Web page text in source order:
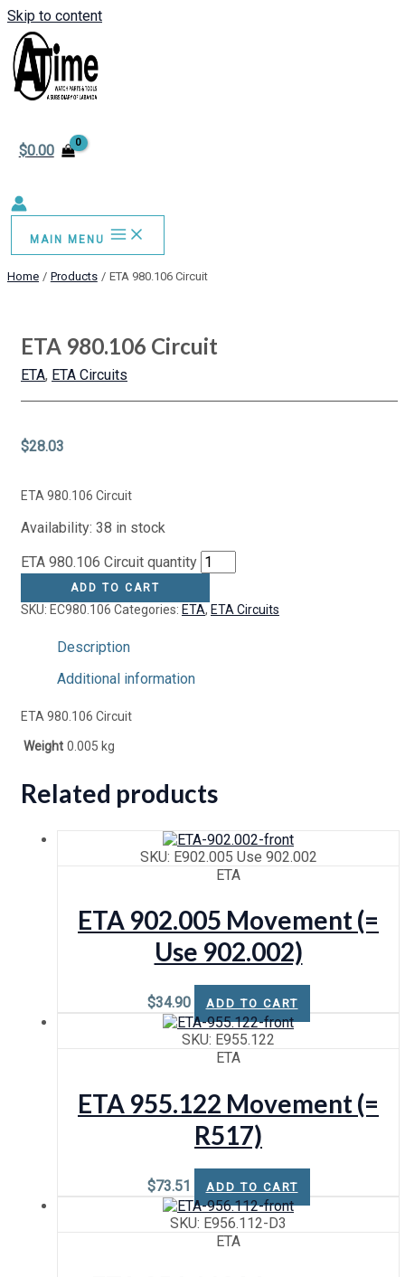
Skip to content
$0.00
MAIN MENU
Home Products ETA 980.106 Circuit
ETA 980.106 Circuit
ETA, ETA Circuits
$28.03
ETA 980.106 Circuit
Availability: 38 in stock
ETA 980.106 Circuit quantity
ADD TO CART
SKU: EC980.106 Categories: ETA, ETA Circuits
Description
Additional information
ETA 980.106 Circuit
Weight 0.005 kg
Related products
SKU: E902.005 Use 902.002
ETA
ETA 902.005 Movement (=
Use 902.002)
$34.90 ADD TO CART
SKU: E955.122
ETA
ETA 955.122 Movement (=
R517)
$73.51 ADD TO CART
SKU: E956.112-D3
ETA